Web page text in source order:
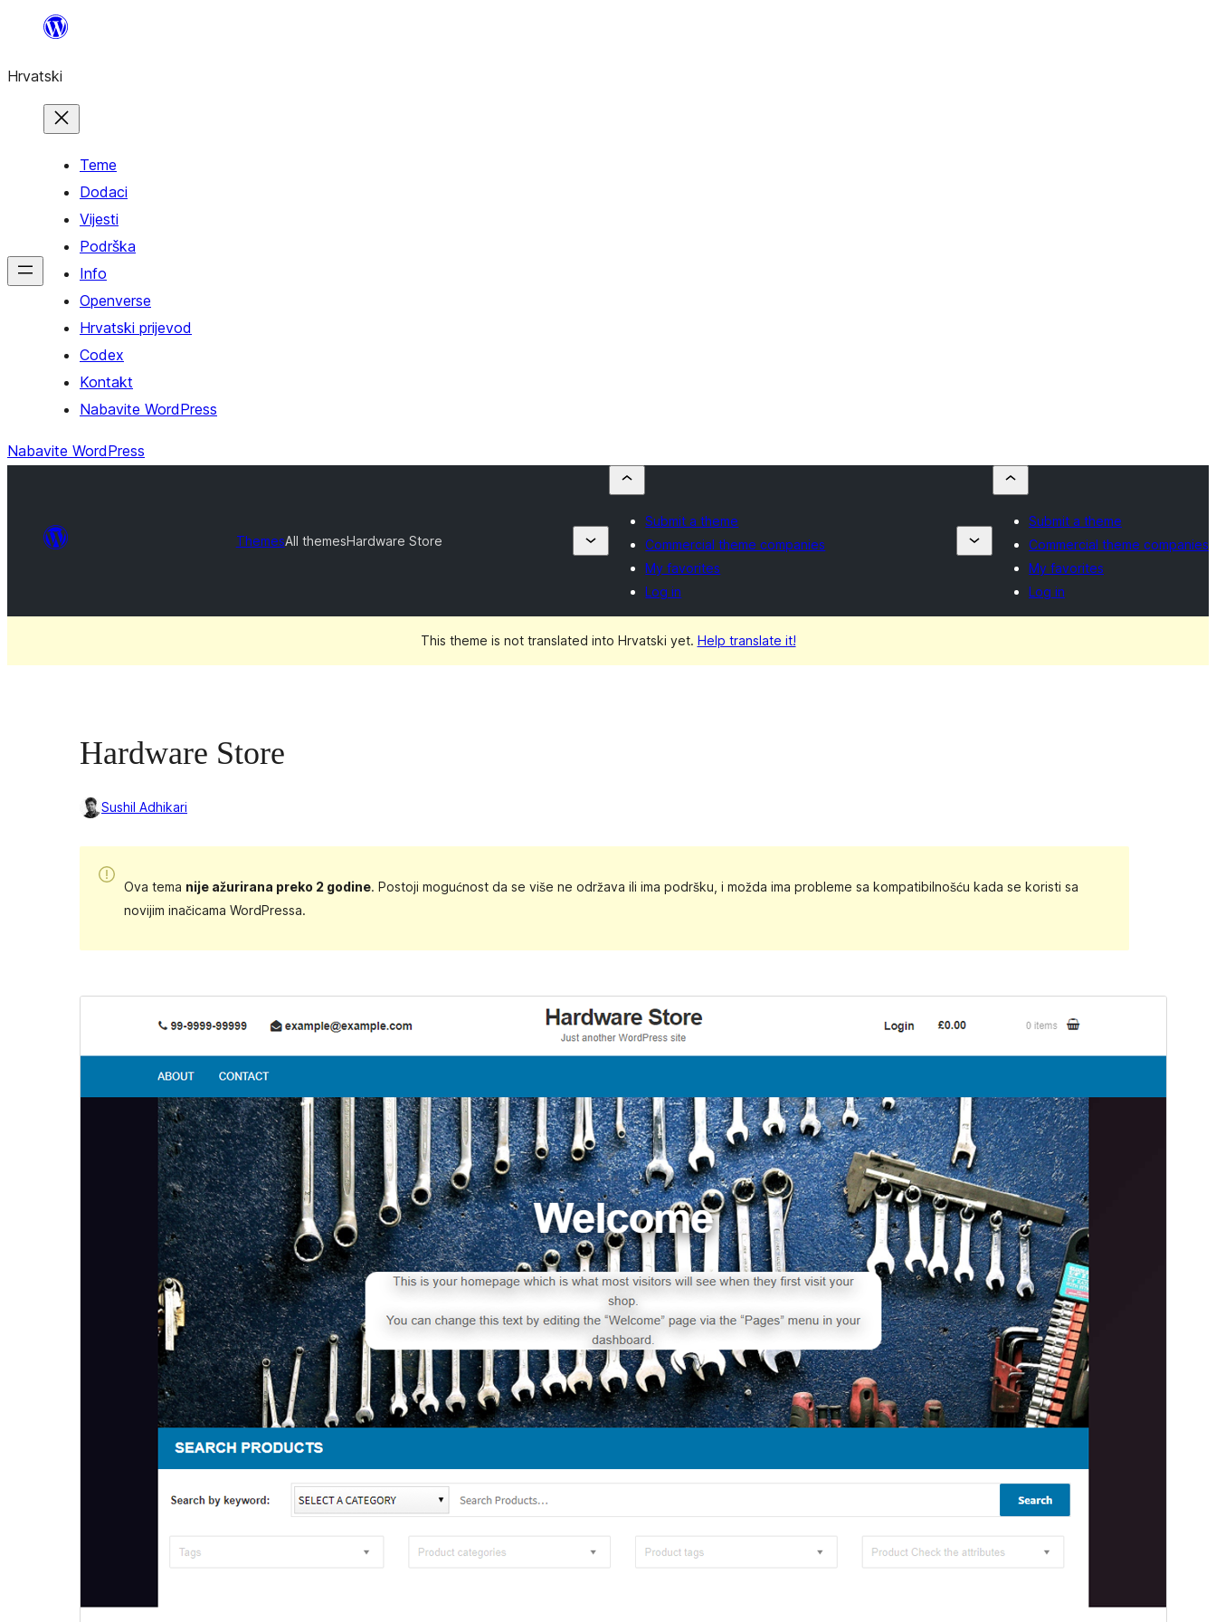
sadržaja
Hrvatski
Teme
Dodaci
Vijesti
Podrška
Info
Openverse
Hrvatski prijevod
Codex
Kontakt
Nabavite WordPress
Nabavite WordPress
ThemesAll themesHardware Store
Submit a theme
Commercial theme companies
My favorites
Log in
Submit a theme
Commercial theme companies
My favorites
Log in
This theme is not translated into Hrvatski yet. Help translate it!
Hardware Store
Sushil Adhikari
Ova tema nije ažurirana preko 2 godine. Postoji mogućnost da se više ne održava ili ima podršku, i možda ima probleme sa kompatibilnošću kada se koristi sa
novijim inačicama WordPressa.
Inačica
Last updated
16.ožujak.2019.
Active installations
WordPress version
Theme homepage